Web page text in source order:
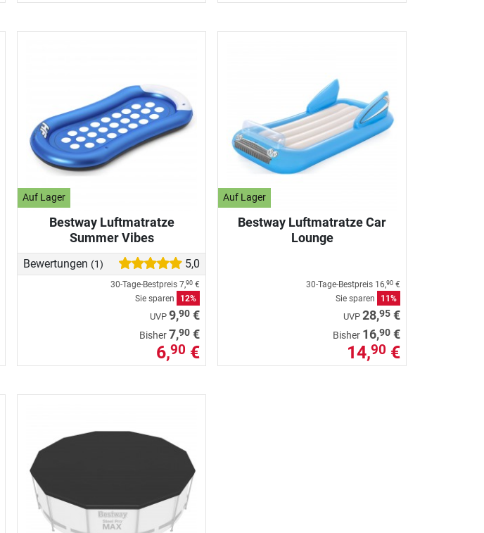
Auf Lager
Bestway Luftmatratze
Summer Vibes
Bewertungen (1) 5,0
30-Tage-Bestpreis 7,90 €
Sie sparen
12%
UVP 9,90 €
Bisher7,90 €
6,90 €
Auf Lager
Bestway Luftmatratze Car
Lounge
30-Tage-Bestpreis 16,90 €
Sie sparen
11%
UVP 28,95 €
Bisher 16,90 €
14,90 €